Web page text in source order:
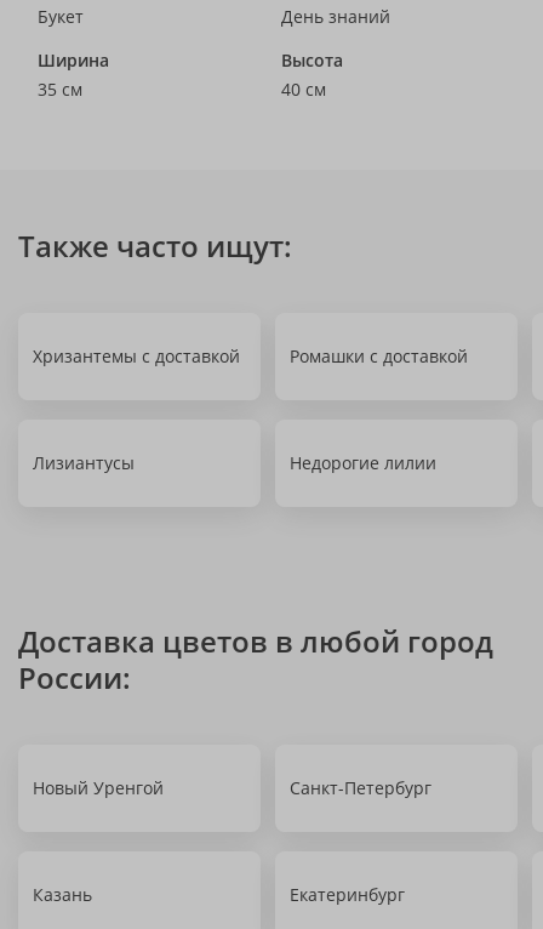
Букет
День знаний
Ширина
35 см
Высота
40 см
Также часто ищут:
Хризантемы с доставкой Ромашки с доставкой
Лизиантусы Недорогие лилии
Доставка цветов в любой город
России:
Новый Уренгой Санкт-Петербург
Казань Екатеринбург